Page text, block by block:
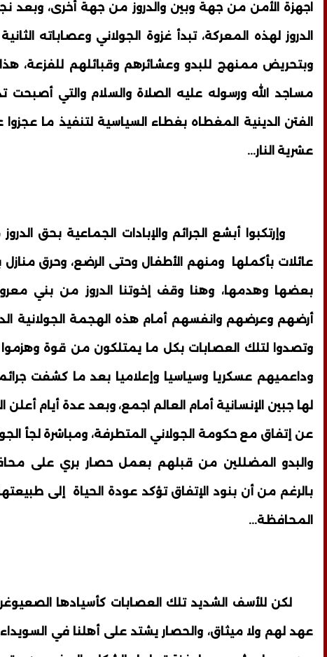
اجهزة الأمن من جهة وبين والدروز من جهة أخرى، وبعد
الدروز لهذه المعركة، تبدأ غزوة الجولاني وعصاباته
وبتحريض ممنهج للبدو وعشائرهم وقبائلهم للفزعة، هذا
مساجد الله ورسوله عليه الصلاة والسلام والتي أصبحت
الفتن الدينية المغطاه بغطاء السياسية لتنفيذ ما
عشرية النار...
وإرتكبوا أبشع الجرائم والإبادات الجماعية بحق
عائلات بأكملها ومنهم الأطفال وحتى الرضع، وحرق منازل
بعضها وهدمها، وهنا وقف إخوتنا الدروز من بني
أرضهم وعرضهم وانفسهم أمام هذه الهجمة الجولانية
وتصدوا لتلك العصابات بكل ما يمتلكون من قوة
وداعميهم عسكريا وسياسيا وإعلاميا بعد ما كشفت
لها جبين الإنسانية أمام العالم اجمع، وبعد عدة أيام
عن إتفاق مع حكومة الجولاني المتطرفة، ومباشرة لجأ
والبدو المضللين من قبلهم بعمل حصار بري على
بالرغم من أن بنود الإتفاق تؤكد عودة الحياة إلى
المحافظة...
لكن للأسف الشديد تلك العصابات كأسيادها
عهد لهم ولا ميثاق، والحصار يشتد على أهلنا في